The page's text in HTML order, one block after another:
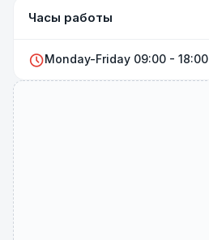
Часы работы
Monday-Friday 09:00 - 18:00